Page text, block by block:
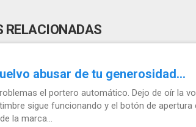
RELACIONADAS
abusar de tu generosidad...
el portero automático. Dejo de oír la
sigue funcionando y el botón de
la marca...